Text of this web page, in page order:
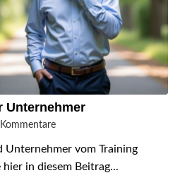
Unternehmer
Unternehmer vom Training
in diesem Beitrag...